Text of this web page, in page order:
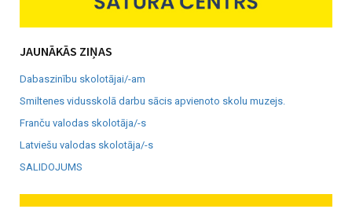
JAUNĀKĀS ZIŅAS
Dabaszinību skolotājai/-am
Smiltenes vidusskolā darbu sācis apvienoto skolu muzejs.
Franču valodas skolotāja/-s
Latviešu valodas skolotāja/-s
SALIDOJUMS